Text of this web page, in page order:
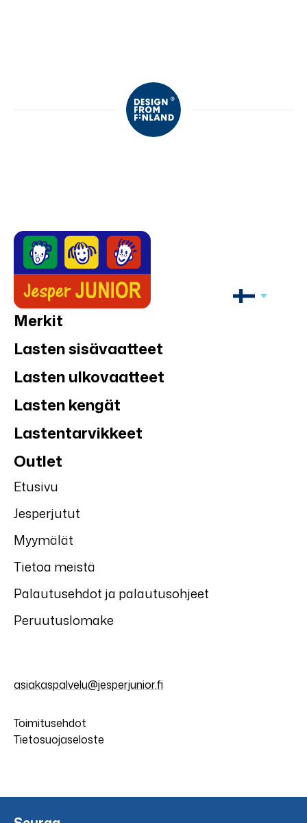
Merkit
Lasten sisävaatteet
Lasten ulkovaatteet
Lasten kengät
Lastentarvikkeet
Outlet
Etusivu
Jesperjutut
Myymälät
Tietoa meistä
Palautusehdot ja palautusohjeet
Peruutuslomake
asiakaspalvelu@jesperjunior.fi
Toimitusehdot
Tietosuojaseloste